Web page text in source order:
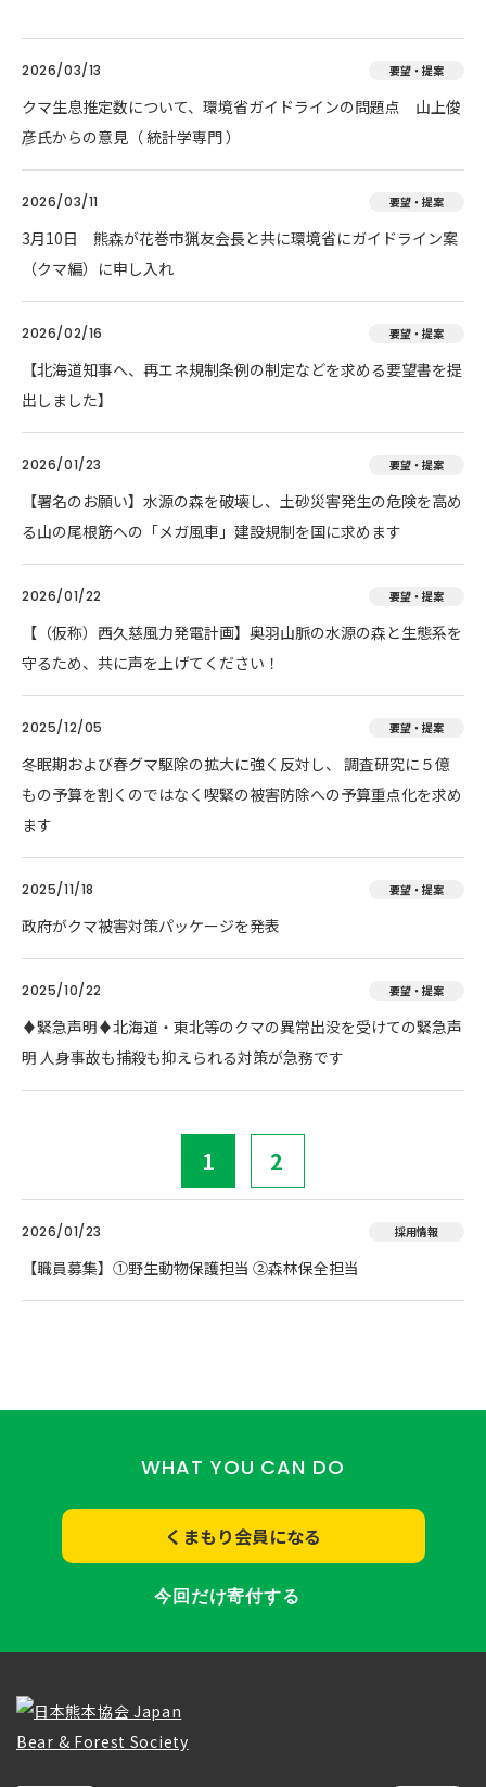
2026/03/13 要望・提案
クマ生息推定数について、環境省ガイドラインの問題点 山上俊
彦氏からの意見（ 統計学専門 ）
2026/03/11 要望・提案
3月10日 熊森が花巻市猟友会長と共に環境省にガイドライン案
（クマ編）に申し入れ
2026/02/16 要望・提案
【北海道知事へ、再エネ規制条例の制定などを求める要望書を提
出しました】
2026/01/23 要望・提案
【署名のお願い】水源の森を破壊し、土砂災害発生の危険を高め
る山の尾根筋への「メガ風車」建設規制を国に求めます
2026/01/22 要望・提案
【（仮称）西久慈風力発電計画】奥羽山脈の水源の森と生態系を
守るため、共に声を上げてください！
2025/12/05 要望・提案
冬眠期および春グマ駆除の拡大に強く反対し、 調査研究に５億
もの予算を割くのではなく喫緊の被害防除への予算重点化を求め
ます
2025/11/18 要望・提案
政府がクマ被害対策パッケージを発表
2025/10/22 要望・提案
♦️緊急声明♦️北海道・東北等のクマの異常出没を受けての緊急声
明 人身事故も捕殺も抑えられる対策が急務です
1 2
2026/01/23 採用情報
【職員募集】①野生動物保護担当 ②森林保全担当
WHAT YOU CAN DO
くまもり会員になる
今回だけ寄付する